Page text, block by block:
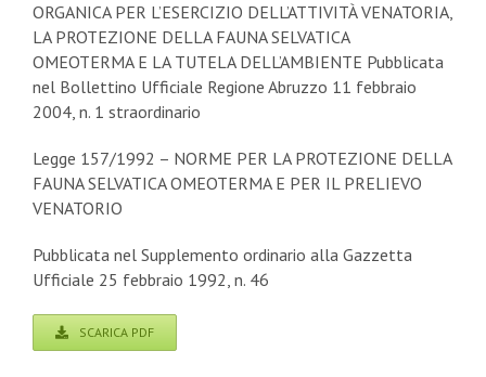
ORGANICA PER L’ESERCIZIO DELL’ATTIVITÀ VENATORIA,
LA PROTEZIONE DELLA FAUNA SELVATICA
OMEOTERMA E LA TUTELA DELL’AMBIENTE Pubblicata
nel Bollettino Ufficiale Regione Abruzzo 11 febbraio
2004, n. 1 straordinario
Legge 157/1992 – NORME PER LA PROTEZIONE DELLA
FAUNA SELVATICA OMEOTERMA E PER IL PRELIEVO
VENATORIO
Pubblicata nel Supplemento ordinario alla Gazzetta
Ufficiale 25 febbraio 1992, n. 46
SCARICA PDF